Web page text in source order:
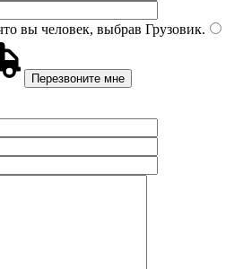
вы человек, выбрав Грузовик.